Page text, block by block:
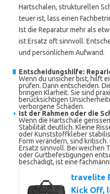
Hartschalen, strukturellen
teuer ist, lass einen
Ist die Reparatur mehr als
ist Ersatz oft sinnvoll.
und persönlichem Aufwand.
Entscheidungshilfe:
Wenn du unsicher bist, hilft
prüfen. Dann entscheiden.
bringen Klarheit. Sie sind
berücksichtigen
verborgene Schäden.
Ist der Rahmen oder die
Wenn die Hartschale
Stabilität deutlich. Kleine
oder Kunststoffkleber
Form verändern, sind
Ersatz sinnvoll. Bei weichen
oder Gurtbefestigungen
beschädigt, ist eine
travelite
Kick Off,